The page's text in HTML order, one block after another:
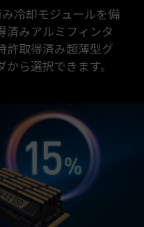
冷却モジュールを備
済みアルミフィンタ
許取得済み超薄型グ
ら選択できます。